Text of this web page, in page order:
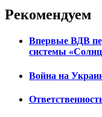
Рекомендуем
Впервые ВДВ
системы
Война на